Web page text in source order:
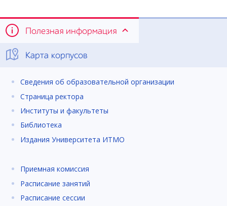
Полезная информация
Карта корпусов
Сведения об образовательной организации
Страница ректора
Институты и факультеты
Библиотека
Издания Университета ИТМО
Приемная комиссия
Расписание занятий
Расписание сессии